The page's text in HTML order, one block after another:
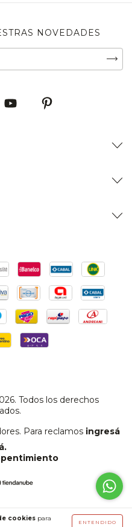
cookies para
ENTENDIDO
NOVEDADES
Todos los derechos
Para reclamos ingresá